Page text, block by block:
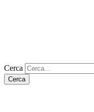
Cerca
Cerca